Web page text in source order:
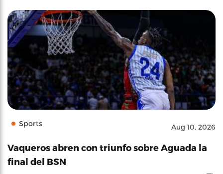
Sports Aug 10, 2026
Vaqueros abren con triunfo sobre Aguada la
final del BSN